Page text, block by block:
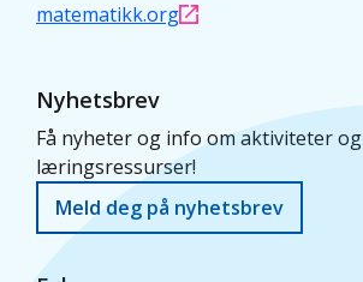
matematikk.org
Nyhetsbrev
Få nyheter og info om aktiviteter og
læringsressurser!
Meld deg på nyhetsbrev